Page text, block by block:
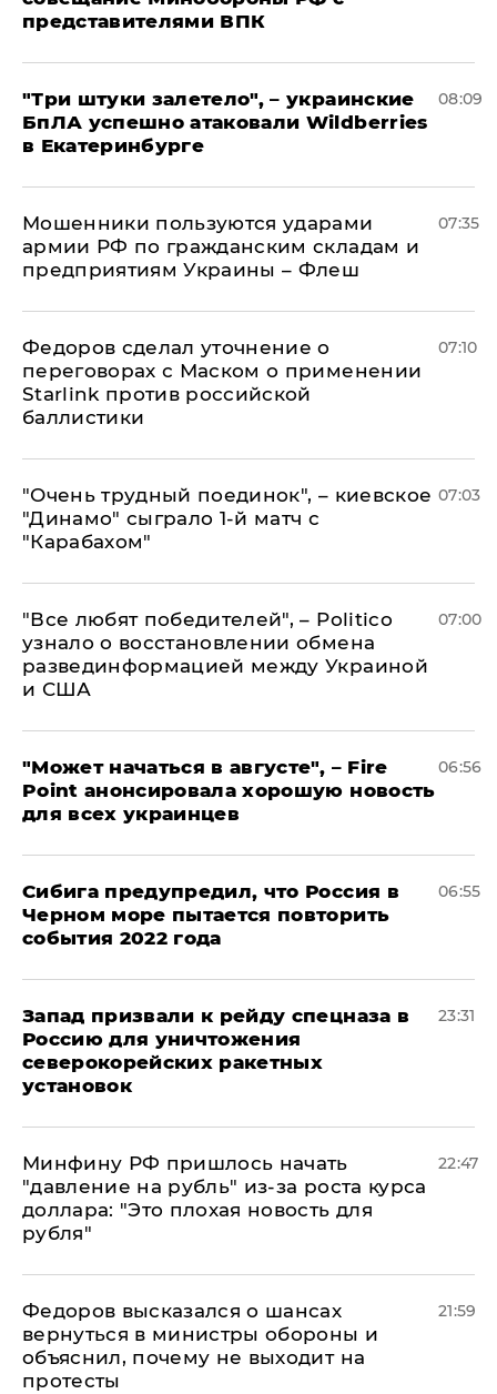
представителями ВПК
"Три штуки залетело", – украинские
БпЛА успешно атаковали Wildberries
в Екатеринбурге
08:09
Мошенники пользуются ударами
армии РФ по гражданским складам и
предприятиям Украины – Флеш
07:35
Федоров сделал уточнение о
переговорах с Маском о применении
Starlink против российской
баллистики
07:10
"Очень трудный поединок", – киевское
"Динамо" сыграло 1-й матч с
"Карабахом"
07:03
​"Все любят победителей", – Politico
узнало о восстановлении обмена
развединформацией между Украиной
и США
07:00
"Может начаться в августе", – Fire
Point анонсировала хорошую новость
для всех украинцев
06:56
Сибига предупредил, что Россия в
Черном море пытается повторить
события 2022 года
06:55
Запад призвали к рейду спецназа в
Россию для уничтожения
северокорейских ракетных
установок
23:31
Минфину РФ пришлось начать
"давление на рубль" из-за роста курса
доллара: "Это плохая новость для
рубля"
22:47
Федоров высказался о шансах
вернуться в министры обороны и
объяснил, почему не выходит на
протесты
21:59